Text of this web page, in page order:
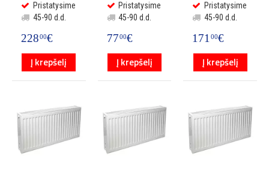
Pristatysime
45-90 d.d.
22800€
Į krepšelį
Pristatysime
45-90 d.d.
7700€
Į krepšelį
Pristatysime
45-90 d.d.
17100€
Į krepšelį